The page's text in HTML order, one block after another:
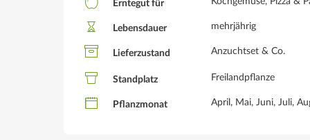
Erntegut für
Lebensdauer mehrjährig
Lieferzustand Anzuchtset & Co.
Standplatz Freilandpflanze
Pflanzmonat April, Mai, Juni, Juli,